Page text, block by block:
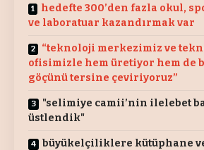
hedefte 300’den fazla okul,
ve laboratuar kazandırmak var
“teknoloji merkezimiz ve
ofisimizle hem üretiyor hem de
göçünü tersine çeviriyoruz”
"selimiye camii’nin ilelebet
üstlendik"
büyükelçiliklere kütüphane